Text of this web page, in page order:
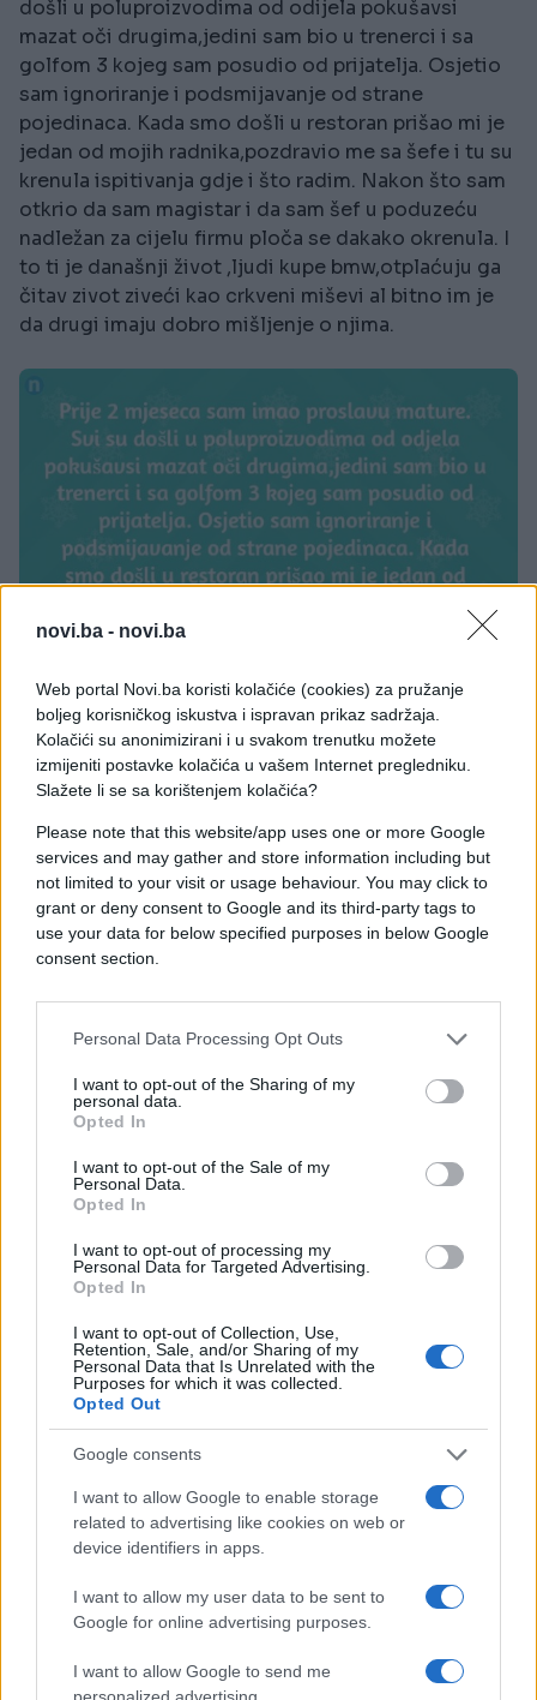
novi.ba - novi.ba
Web portal Novi.ba koristi kolačiće (cookies) za pružanje
boljeg korisničkog iskustva i ispravan prikaz sadržaja.
Kolačići su anonimizirani i u svakom trenutku možete
izmijeniti postavke kolačića u vašem Internet pregledniku.
Slažete li se sa korištenjem kolačića?
Please note that this website/app uses one or more Google
services and may gather and store information including but
not limited to your visit or usage behaviour. You may click to
grant or deny consent to Google and its third-party tags to
use your data for below specified purposes in below Google
consent section.
Personal Data Processing Opt Outs
I want to opt-out of the Sharing of my
personal data.
Opted In
I want to opt-out of the Sale of my
Personal Data.
Opted In
I want to opt-out of processing my
Personal Data for Targeted Advertising.
Opted In
I want to opt-out of Collection, Use,
Retention, Sale, and/or Sharing of my
Personal Data that Is Unrelated with the
Purposes for which it was collected.
Opted Out
Google consents
I want to allow Google to enable storage
related to advertising like cookies on web or
device identifiers in apps.
I want to allow my user data to be sent to
Google for online advertising purposes.
I want to allow Google to send me
personalized advertising.
došli u poluproizvodima od odijela pokušavsi
mazat oči drugima,jedini sam bio u trenerci i sa
golfom 3 kojeg sam posudio od prijatelja. Osjetio
sam ignoriranje i podsmijavanje od strane
pojedinaca. Kada smo došli u restoran prišao mi je
jedan od mojih radnika,pozdravio me sa šefe i tu su
krenula ispitivanja gdje i što radim. Nakon što sam
otkrio da sam magistar i da sam šef u poduzeću
nadležan za cijelu firmu ploča se dakako okrenula. I
to ti je današnji život ,ljudi kupe bmw,otplaćuju ga
čitav zivot ziveći kao crkveni miševi al bitno im je
da drugi imaju dobro mišljenje o njima.
#Ispovijest #auto
#matura #proslava #firma